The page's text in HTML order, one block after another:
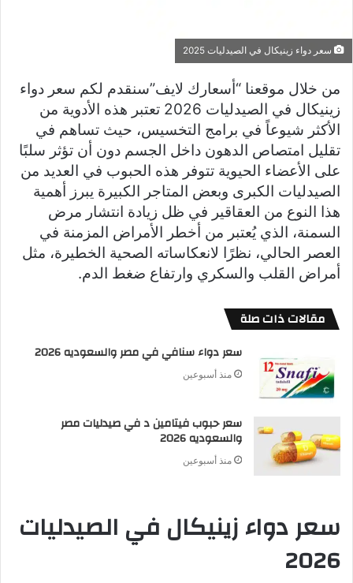
سعر دواء زينيكال في الصيدليات 2025
من خلال موقعنا “أسعارك لايف”سنقدم لكم سعر دواء
زينيكال في الصيدليات 2026 تعتبر هذه الأدوية من
الأكثر شيوعاً في برامج التخسيس، حيث تساهم في
تقليل امتصاص الدهون داخل الجسم دون أن تؤثر سلبًا
على الأعضاء الحيوية تتوفر هذه الحبوب في العديد من
الصيدليات الكبرى وبعض المتاجر الكبيرة يبرز أهمية
هذا النوع من العقاقير في ظل زيادة انتشار مرض
السمنة، الذي يُعتبر من أخطر الأمراض المزمنة في
العصر الحالي، نظرًا لانعكاساته الصحية الخطيرة، مثل
أمراض القلب والسكري وارتفاع ضغط الدم.
مقالات ذات صلة
سعر دواء سنافي في مصر والسعوديه 2026
منذ أسبوعين
سعر حبوب فيتامين د في صيدليات مصر
والسعوديه 2026
منذ أسبوعين
سعر دواء زينيكال في الصيدليات
2026